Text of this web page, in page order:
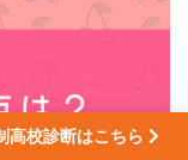
高校診断はこちら